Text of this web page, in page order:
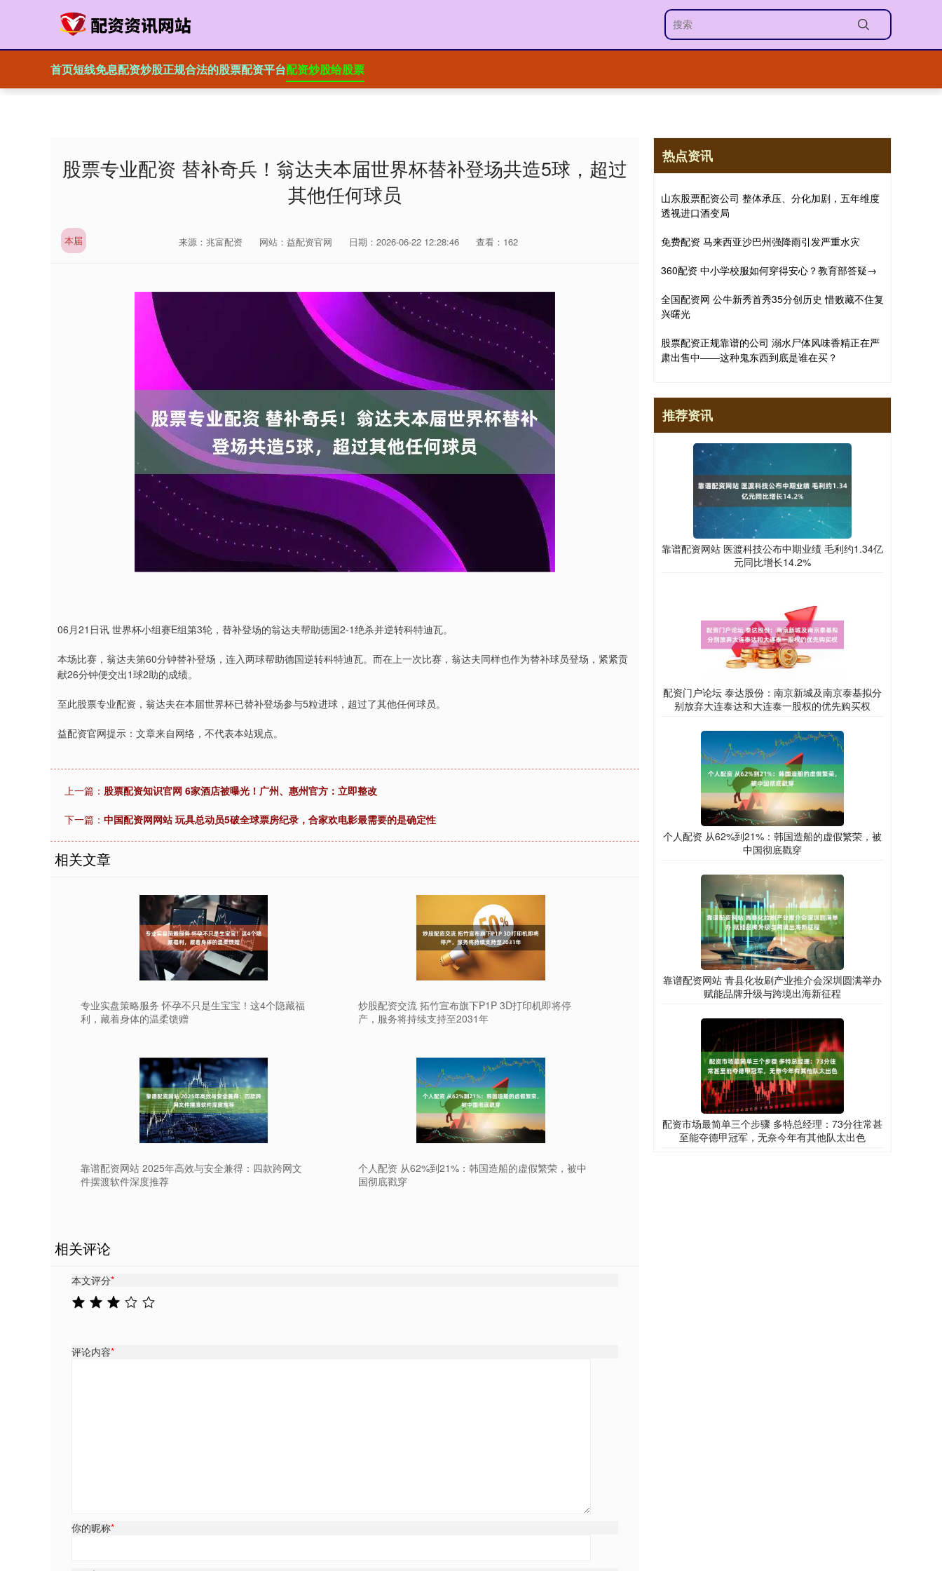
首页短线免息配资炒股正规合法的股票配资平台配资炒股给股票
股票专业配资 替补奇兵！翁达夫本届世界杯替补登场共造5球，超过
其他任何球员
本届 来源：兆富配资 网站：益配资官网 日期：2026-06-22 12:28:46 查看：162
06月21日讯 世界杯小组赛E组第3轮，替补登场的翁达夫帮助德国2-1绝杀并逆转科特迪瓦。
本场比赛，翁达夫第60分钟替补登场，连入两球帮助德国逆转科特迪瓦。而在上一次比赛，翁达夫同样也作为替补球员登场，紧紧贡
献26分钟便交出1球2助的成绩。
至此股票专业配资，翁达夫在本届世界杯已替补登场参与5粒进球，超过了其他任何球员。
益配资官网提示：文章来自网络，不代表本站观点。
上一篇： 股票配资知识官网 6家酒店被曝光！广州、惠州官方：立即整改
下一篇： 中国配资网网站 玩具总动员5破全球票房纪录，合家欢电影最需要的是确定性
相关文章
专业实盘策略服务 怀孕不只是生宝宝！这4个隐藏福
利，藏着身体的温柔馈赠
炒股配资交流 拓竹宣布旗下P1P 3D打印机即将停
产，服务将持续支持至2031年
靠谱配资网站 2025年高效与安全兼得：四款跨网文
件摆渡软件深度推荐
个人配资 从62%到21%：韩国造船的虚假繁荣，被中
国彻底戳穿
相关评论
本文评分*
评论内容*
你的昵称*
热点资讯
山东股票配资公司 整体承压、分化加剧，五年维度
透视进口酒变局
免费配资 马来西亚沙巴州强降雨引发严重水灾
360配资 中小学校服如何穿得安心？教育部答疑→
全国配资网 公牛新秀首秀35分创历史 惜败藏不住复
兴曙光
股票配资正规靠谱的公司 溺水尸体风味香精正在严
肃出售中——这种鬼东西到底是谁在买？
推荐资讯
靠谱配资网站 医渡科技公布中期业绩 毛利约1.34亿
元同比增长14.2%
配资门户论坛 泰达股份：南京新城及南京泰基拟分
别放弃大连泰达和大连泰一股权的优先购买权
个人配资 从62%到21%：韩国造船的虚假繁荣，被
中国彻底戳穿
靠谱配资网站 青县化妆刷产业推介会深圳圆满举办
赋能品牌升级与跨境出海新征程
配资市场最简单三个步骤 多特总经理：73分往常甚
至能夺德甲冠军，无奈今年有其他队太出色